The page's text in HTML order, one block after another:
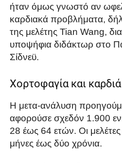
ήταν όμως γνωστό αν
καρδιακά προβλήματα,
της μελέτης Tian Wang,
υποψήφια διδάκτωρ στο
Σίδνεϋ.
Χορτοφαγία και καρδιά
Η μετα-ανάλυση
αφορούσε σχεδόν 1.900
28 έως 64 ετών. Οι
μήνες έως δύο χρόνια.